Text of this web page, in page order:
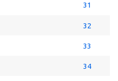
31
32
33
34